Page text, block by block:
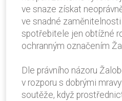
ve snaze získat
ve snadné
spotřebitele jen obtížné
ochranným označením
Dle právního názoru
v rozporu s dobrými
soutěže, když